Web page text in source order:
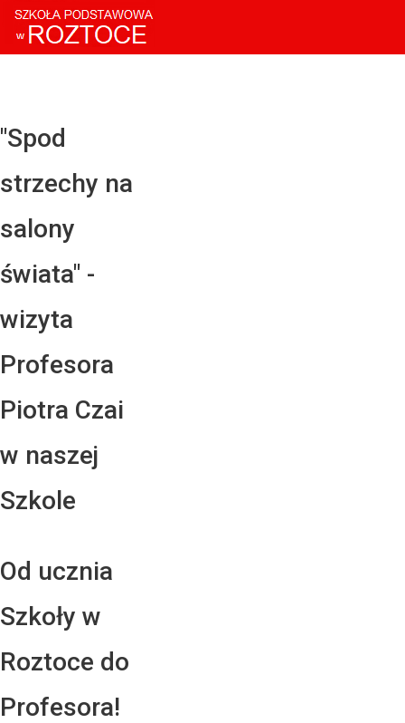
"Spod
strzechy na
salony
świata" -
wizyta
Profesora
Piotra Czai
w naszej
Szkole
Od ucznia
Szkoły w
Roztoce do
Profesora!